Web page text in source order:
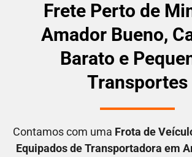
Frete Perto de
Amador Bueno,
Barato e
Transportes
Contamos com uma Frota de
Equipados de Transportadora em